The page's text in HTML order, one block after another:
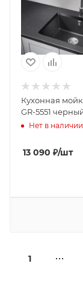
Кухонная
GR-5551
Нет в наличии
13 090 ₽/шт
1